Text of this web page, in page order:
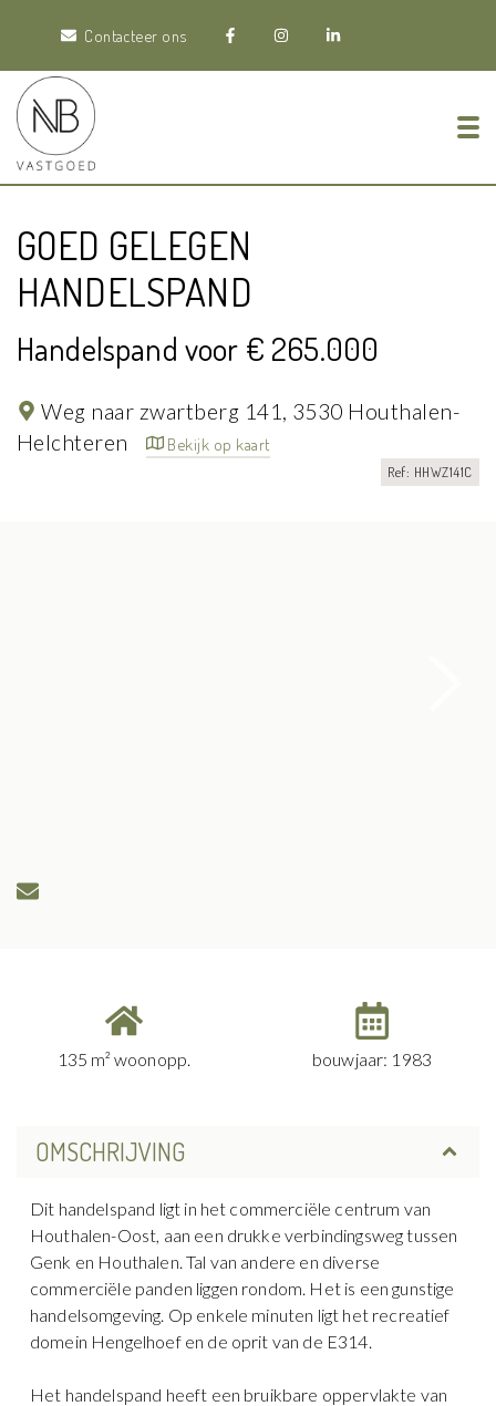
Contacteer ons
GOED GELEGEN
HANDELSPAND
Handelspand voor € 265.000
Weg naar zwartberg 141, 3530 Houthalen-
Helchteren
Bekijk op kaart
Ref: HHWZ141C
135 m² woonopp. bouwjaar: 1983
OMSCHRIJVING
Dit handelspand ligt in het commerciële centrum van
Houthalen-Oost, aan een drukke verbindingsweg tussen
Genk en Houthalen. Tal van andere en diverse
commerciële panden liggen rondom. Het is een gunstige
handelsomgeving. Op enkele minuten ligt het recreatief
domein Hengelhoef en de oprit van de E314.
Het handelspand heeft een bruikbare oppervlakte van